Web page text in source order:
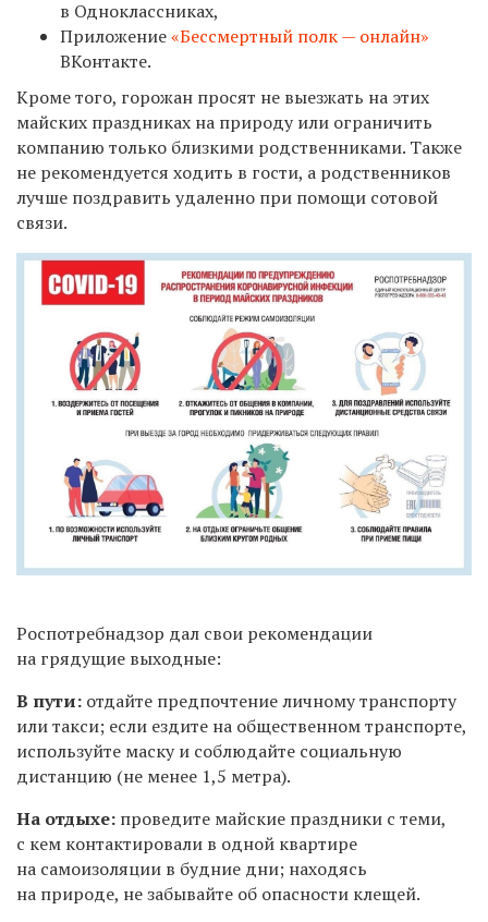
в Одноклассниках,
Приложение«Бессмертный полк — онлайн»
ВКонтакте.
Кроме того, горожан просят не выезжать на этих
майских праздниках на природу или ограничить
компанию только близкими родственниками. Также
не рекомендуется ходить в гости, а родственников
лучше поздравить удаленно при помощи сотовой
связи.
Роспотребнадзор дал свои рекомендации
на грядущие выходные:
В пути: отдайте предпочтение личному транспорту
или такси; если ездите на общественном транспорте,
используйте маску и соблюдайте социальную
дистанцию (не менее 1,5 метра).
На отдыхе: проведите майские праздники с теми,
с кем контактировали в одной квартире
на самоизоляции в будние дни; находясь
на природе, не забывайте об опасности клещей.